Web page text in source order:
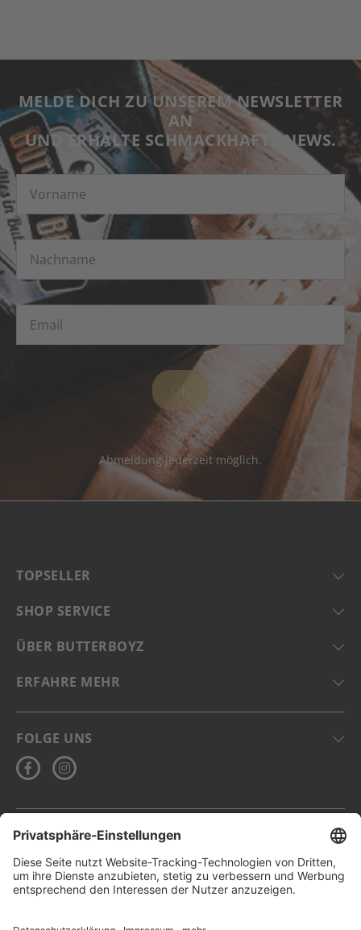
MELDE DICH ZU UNSEREM NEWSLETTER
AN
UND ERHALTE SCHMACKHAFTE NEWS.
OK
Abmeldung jederzeit möglich.
TOPSELLER
SHOP SERVICE
ÜBER BUTTERBOYZ
ERFAHRE MEHR
FOLGE UNS